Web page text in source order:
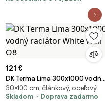
121 €
DK Terma Lima 300x1000 vodný
radiátor White Wall O8
30×100 cm, článkový, oceľový
Skladom
Doprava zadarmo